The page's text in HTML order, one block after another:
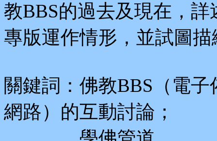
教BBS的過去及現在，
專版運作情形，並試圖
關鍵詞：佛教BBS（電
網路）的互動討論；